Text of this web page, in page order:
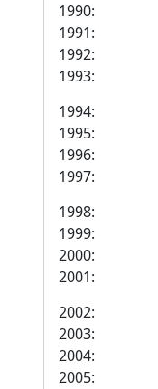
1990:
1991:
1992:
1993:
1994:
1995:
1996:
1997:
1998:
1999:
2000:
2001:
2002:
2003:
2004:
2005: